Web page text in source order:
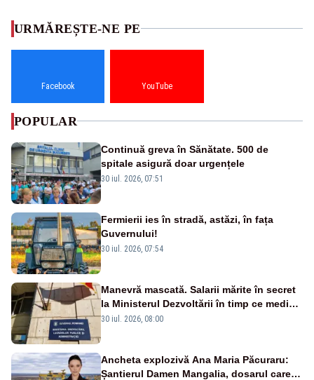
URMĂREȘTE-NE PE
Facebook YouTube
POPULAR
Continuă greva în Sănătate. 500 de
spitale asigură doar urgențele
30 iul. 2026, 07:51
Fermierii ies în stradă, astăzi, în fața
Guvernului!
30 iul. 2026, 07:54
Manevră mascată. Salarii mărite în secret
la Ministerul Dezvoltării în timp ce medicii
ies în stradă
30 iul. 2026, 08:00
Ancheta explozivă Ana Maria Păcuraru:
Șantierul Damen Mangalia, dosarul care